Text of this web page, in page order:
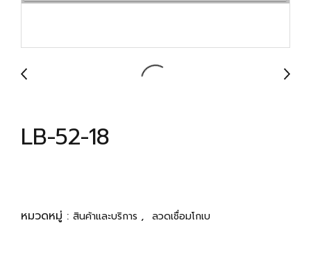
LB-52-18
หมวดหมู่ : สินค้าและบริการ , ลวดเชื่อมโกเบ